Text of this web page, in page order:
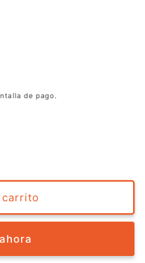
de pago.